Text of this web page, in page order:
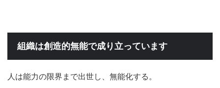
組織は創造的無能で成り立っています
人は能力の限界まで出世し、無能化する。